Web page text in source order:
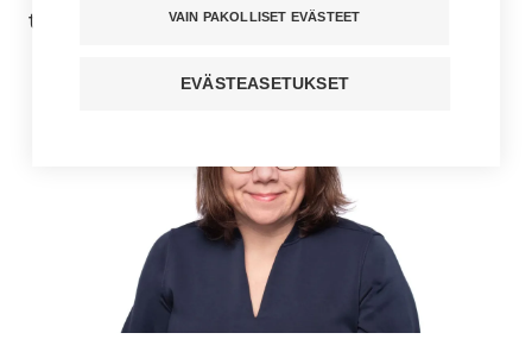
tammikuun alussa Lotta Nuotio.
VAIN PAKOLLISET EVÄSTEET
EVÄSTEASETUKSET